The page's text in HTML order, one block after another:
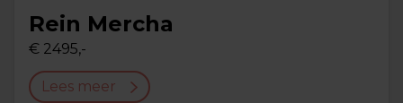
Rein Mercha
€ 2495,-
Lees meer